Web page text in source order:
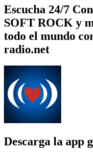
Escucha 24/7
SOFT ROCK y
todo el mundo
radio.net
Descarga la app